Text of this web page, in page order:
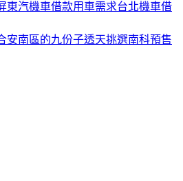
東汽機車借款用車需求台北機車借
安南區的九份子透天挑選南科預售